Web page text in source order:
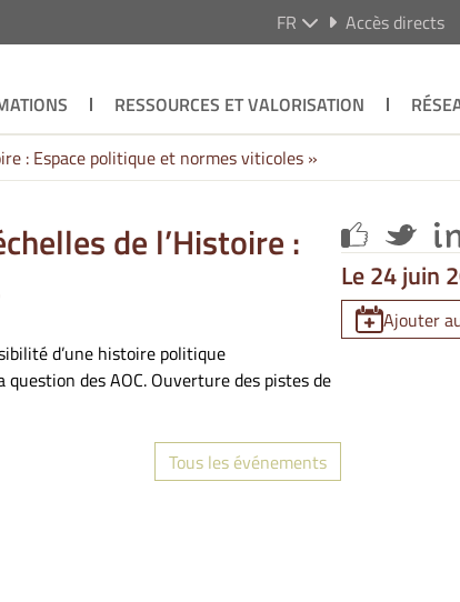
FR Accès directs
RESSOURCES ET VALORISATION
: Espace politique et normes viticoles »
de l’Histoire :
d’une histoire politique
des AOC. Ouverture des pistes de
Tous les événements
Le 24 juin
Ajouter